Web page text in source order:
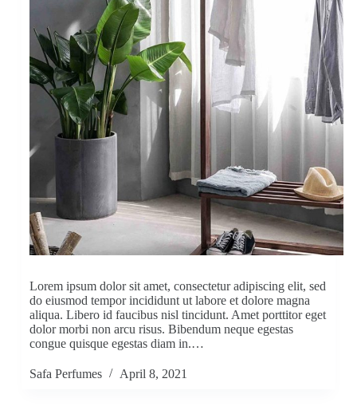
Lorem ipsum dolor sit amet, consectetur adipiscing elit, sed
do eiusmod tempor incididunt ut labore et dolore magna
aliqua. Libero id faucibus nisl tincidunt. Amet porttitor eget
dolor morbi non arcu risus. Bibendum neque egestas
congue quisque egestas diam in.…
Safa Perfumes April 8, 2021